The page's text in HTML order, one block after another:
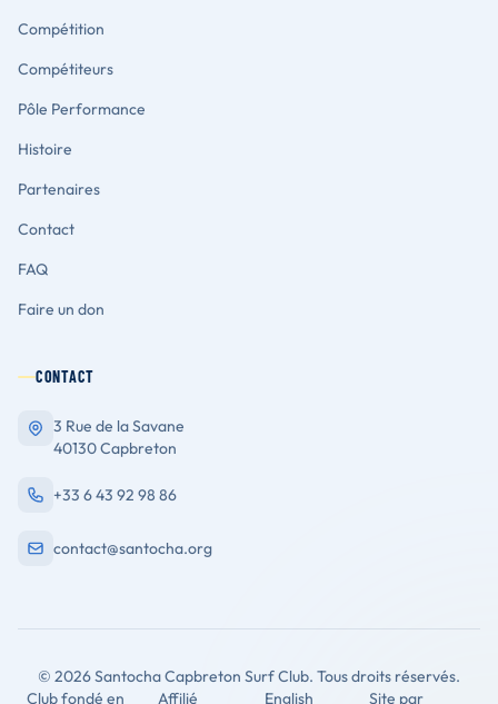
Compétition
Compétiteurs
Pôle Performance
Histoire
Partenaires
Contact
FAQ
Faire un don
CONTACT
3 Rue de la Savane
40130 Capbreton
+33 6 43 92 98 86
contact@santocha.org
© 2026 Santocha Capbreton Surf Club. Tous droits réservés.
Club fondé en
Affilié English Site par